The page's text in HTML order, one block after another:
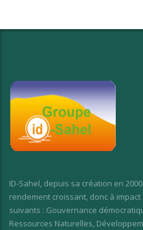
ID-Sahel, depuis sa création en
rendement croissant, donc à
suivants : Gouvernance
Ressources Naturelles,